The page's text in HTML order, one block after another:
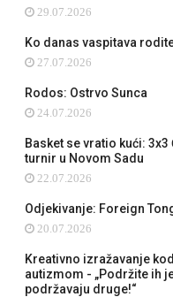
29.07.2026
Ko danas vaspitava
27.07.2026
Rodos: Ostrvo Sunca
24.07.2026
Basket se vratio kući: 3x3
turnir u Novom Sadu
22.07.2026
Odjekivanje: Foreign
20.07.2026
Kreativno izražavanje
autizmom - „Podržite ih
podržavaju druge!“